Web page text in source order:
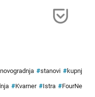
novogradnja #stanovi #kupnj
#Kvarner #Istra #FourNe